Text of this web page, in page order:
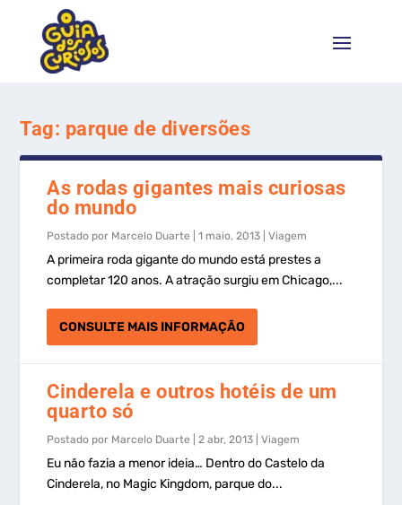
Tag: parque de diversões
As rodas gigantes mais curiosas
do mundo
Postado por Marcelo Duarte |1 maio, 2013 |Viagem
A primeira roda gigante do mundo está prestes a
completar 120 anos. A atração surgiu em Chicago,...
CONSULTE MAIS INFORMAÇÃO
Cinderela e outros hotéis de um
quarto só
Postado por Marcelo Duarte |2 abr, 2013 |Viagem
Eu não fazia a menor ideia… Dentro do Castelo da
Cinderela, no Magic Kingdom, parque do...